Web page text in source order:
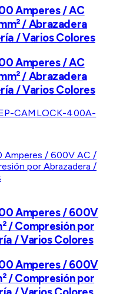
Amperes / AC
/ Abrazadera
/ Varios Colores
Amperes / AC
/ Abrazadera
/ Varios Colores
CAMLOCK-400A-
Amperes / 600V
/ Compresión por
/ Varios Colores
Amperes / 600V
/ Compresión por